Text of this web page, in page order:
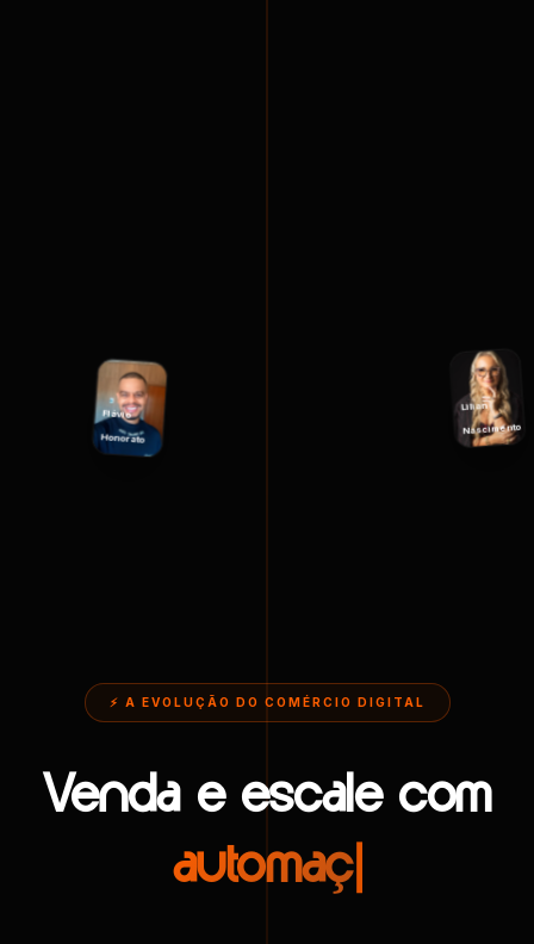
Flávio
Honorato
Lilian
Nascimento
⚡ A EVOLUÇÃO DO COMÉRCIO DIGITAL
Venda e escale com
automação